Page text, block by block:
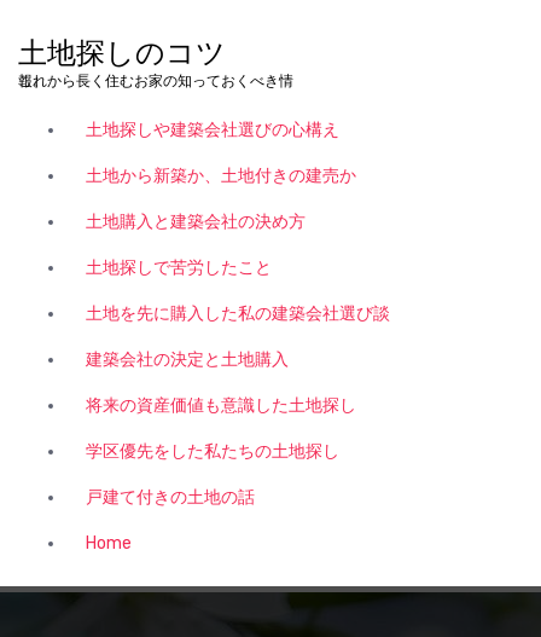
土地探しのコツ
これから長く住むお家の知っておくべき情報。
土地探しや建築会社選びの心構え
土地から新築か、土地付きの建売か
土地購入と建築会社の決め方
土地探しで苦労したこと
土地を先に購入した私の建築会社選び談
建築会社の決定と土地購入
将来の資産価値も意識した土地探し
学区優先をした私たちの土地探し
戸建て付きの土地の話
Home